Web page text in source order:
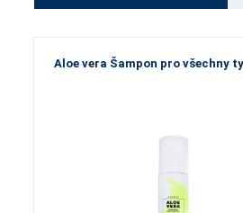
Aloe vera Šampon pro všechny